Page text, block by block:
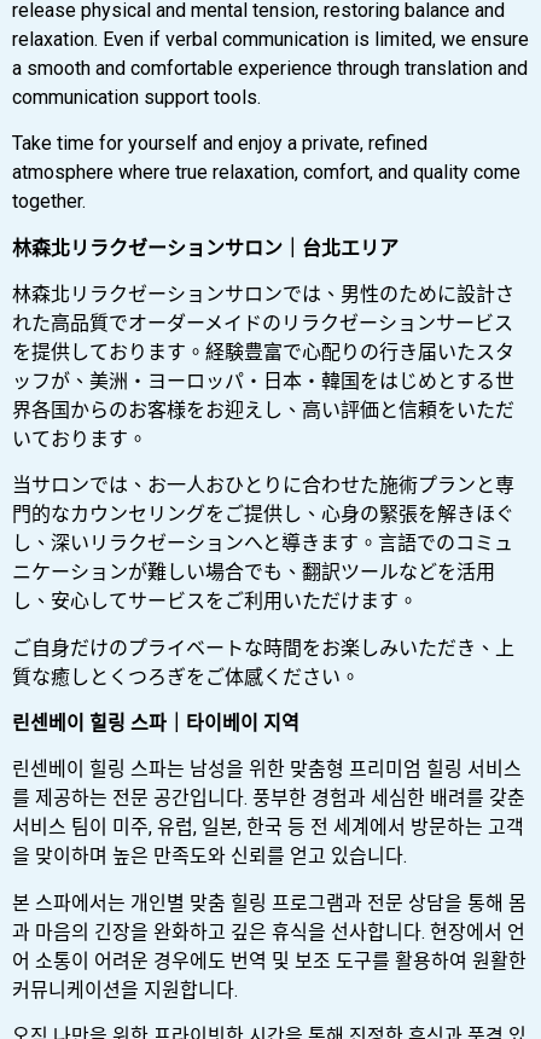
release physical and mental tension, restoring balance and
relaxation. Even if verbal communication is limited, we ensure
a smooth and comfortable experience through translation and
communication support tools.
Take time for yourself and enjoy a private, refined
atmosphere where true relaxation, comfort, and quality come
together.
林森北リラクゼーションサロン｜台北エリア
林森北リラクゼーションサロンでは、男性のために設計さ
れた高品質でオーダーメイドのリラクゼーションサービス
を提供しております。経験豊富で心配りの行き届いたスタ
ッフが、美洲・ヨーロッパ・日本・韓国をはじめとする世
界各国からのお客様をお迎えし、高い評価と信頼をいただ
いております。
当サロンでは、お一人おひとりに合わせた施術プランと専
門的なカウンセリングをご提供し、心身の緊張を解きほぐ
し、深いリラクゼーションへと導きます。言語でのコミュ
ニケーションが難しい場合でも、翻訳ツールなどを活用
し、安心してサービスをご利用いただけます。
ご自身だけのプライベートな時間をお楽しみいただき、上
質な癒しとくつろぎをご体感ください。
린센베이 힐링 스파｜타이베이 지역
린센베이 힐링 스파는 남성을 위한 맞춤형 프리미엄 힐링 서비스
를 제공하는 전문 공간입니다. 풍부한 경험과 세심한 배려를 갖춘
서비스 팀이 미주, 유럽, 일본, 한국 등 전 세계에서 방문하는 고객
을 맞이하며 높은 만족도와 신뢰를 얻고 있습니다.
본 스파에서는 개인별 맞춤 힐링 프로그램과 전문 상담을 통해 몸
과 마음의 긴장을 완화하고 깊은 휴식을 선사합니다. 현장에서 언
어 소통이 어려운 경우에도 번역 및 보조 도구를 활용하여 원활한
커뮤니케이션을 지원합니다.